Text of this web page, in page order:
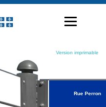
Version imprimable
Rue Perron